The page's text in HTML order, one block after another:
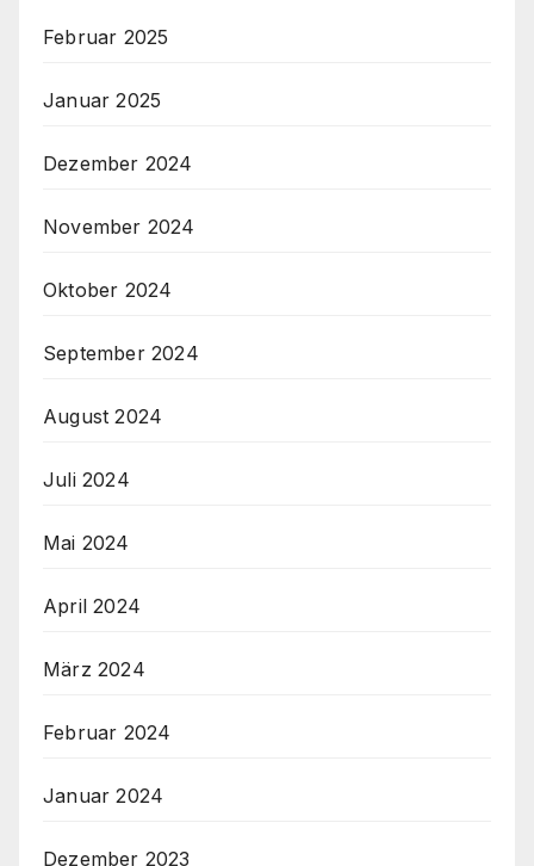
Februar 2025
Januar 2025
Dezember 2024
November 2024
Oktober 2024
September 2024
August 2024
Juli 2024
Mai 2024
April 2024
März 2024
Februar 2024
Januar 2024
Dezember 2023